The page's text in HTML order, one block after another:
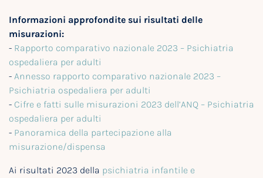
Informazioni approfondite sui risultati delle
misurazioni:
- Rapporto comparativo nazionale 2023 – Psichiatria
ospedaliera per adulti
- Annesso rapporto comparativo nazionale 2023 –
Psichiatria ospedaliera per adulti
- Cifre e fatti sulle misurazioni 2023 dell’ANQ – Psichiatria
ospedaliera per adulti
- Panoramica della partecipazione alla
misurazione/dispensa
Ai risultati 2023 della psichiatria infantile e